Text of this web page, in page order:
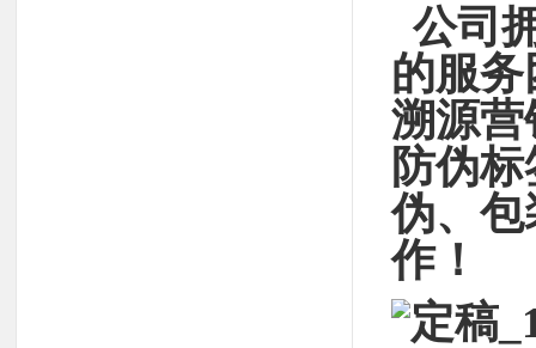
公司
的服
溯源营
防伪
伪、包
作！